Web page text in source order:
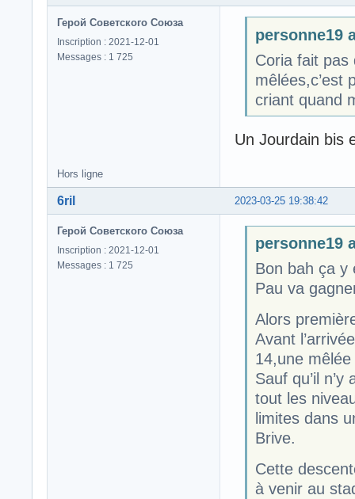
Герой Советского Союза
Inscription : 2021-12-01
Messages : 1 725
personne19
Coria fait pas
mêlées,c’est
criant quand
Un Jourdain bis
Hors ligne
2023-03-25 19:38:42
6ril
Герой Советского Союза
Inscription : 2021-12-01
Messages : 1 725
personne19
Bon bah ça y
Pau va
Alors
Avant
14,une
Sauf qu’il n’y
tout les
limites dans
Brive.
Cette
à venir au